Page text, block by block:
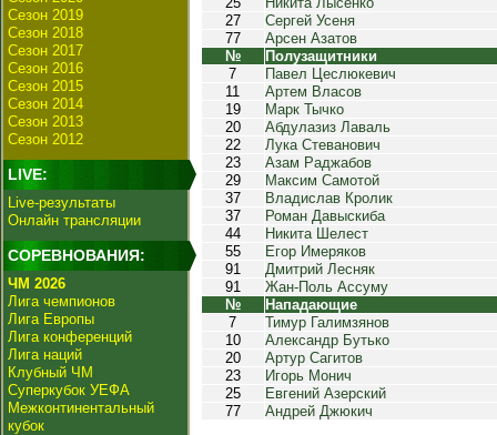
Сезон 2019
Сезон 2018
Сезон 2017
Сезон 2016
Сезон 2015
Сезон 2014
Сезон 2013
Сезон 2012
LIVE:
Live-результаты
Онлайн трансляции
СОРЕВНОВАНИЯ:
ЧМ 2026
Лига чемпионов
Лига Европы
Лига конференций
Лига наций
Клубный ЧМ
Суперкубок УЕФА
Межконтинентальный
кубок
27
Сергей Усеня
77
Арсен Азатов
№
Полузащитники
7
Павел Цеслюкевич
11
Артем Власов
19
Марк Тычко
20
Абдулазиз Лаваль
22
Лука Стеванович
23
Азам Раджабов
29
Максим Самотой
37
Владислав Кролик
37
Роман Давыскиба
44
Никита Шелест
55
Егор Имеряков
91
Дмитрий Лесняк
91
Жан-Поль Ассуму
№
Нападающие
7
Тимур Галимзянов
10
Александр Бутько
20
Артур Сагитов
23
Игорь Монич
25
Евгений Азерский
77
Андрей Джюкич